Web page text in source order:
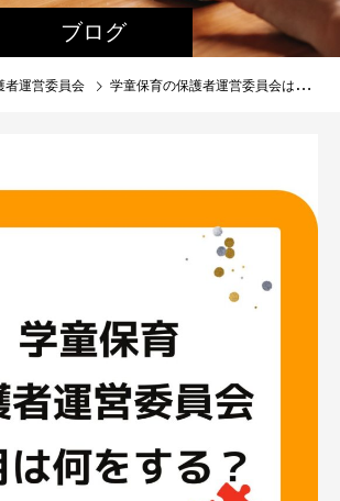
ブログ
者運営委員会 学童保育の保護者運営委員会は５月にすることは・・・？夏休みに向けて考える。